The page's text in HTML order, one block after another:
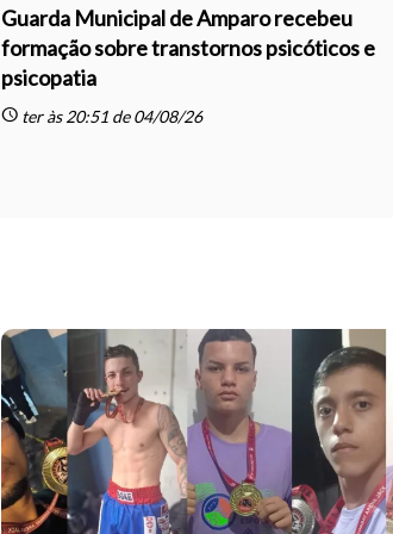
Guarda Municipal de Amparo recebeu
formação sobre transtornos psicóticos e
psicopatia
scheduleter às 20:51 de 04/08/26